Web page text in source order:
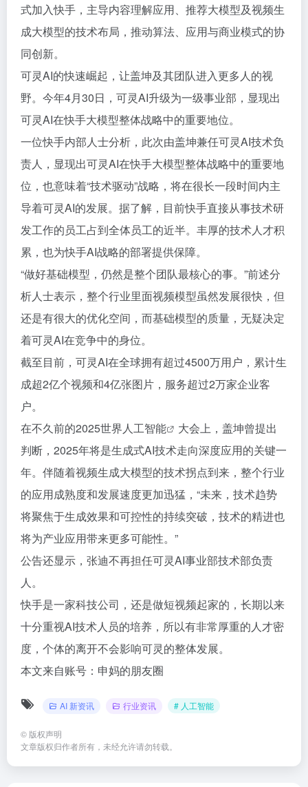
式加入快手，主导内容理解应用、推荐大模型及视频生
成大模型的技术布局，推动算法、应用与商业模式的协
同创新。
可灵AI的快速崛起，让盖坤及其团队进入更多人的视
野。今年4月30日，可灵AI升级为一级事业部，显现出
可灵AI在快手大模型整体战略中的重要地位。
一位快手内部人士分析，此次由盖坤兼任可灵AI技术负
责人，显现出可灵AI在快手大模型整体战略中的重要地
位，也意味着“技术驱动”战略，将在很长一段时间内主
导着可灵AI的发展。据了解，目前快手直接从事技术研
发工作的员工占到全体员工的近半。丰厚的技术人才积
累，也为快手AI战略的部署提供保障。
“做好基础模型，仍然是整个团队最核心的事。”前述分
析人士表示，整个行业里面视频模型虽然发展很快，但
还是有很大的优化空间，而基础模型的质量，无疑决定
着可灵AI在竞争中的身位。
截至目前，可灵AI在全球拥有超过4500万用户，累计生
成超2亿个视频和4亿张图片，服务超过2万家企业客
户。
在不久前的2025世界人工智能
大会上，盖坤曾提出
判断，2025年将是生成式AI技术走向深度应用的关键一
年。伴随着视频生成大模型的技术拐点到来，整个行业
的应用成熟度和发展速度更加迅猛，“未来，技术趋势
将聚焦于生成效果和可控性的持续突破，技术的精进也
将为产业应用带来更多可能性。”
公告还显示，张迪不再担任可灵AI事业部技术部负责
人。
快手是一家科技公司，还是做短视频起家的，长期以来
十分重视AI技术人员的培养，所以有非常厚重的人才密
度，个体的离开不会影响可灵的整体发展。
本文来自账号：申妈的朋友圈
AI 新资讯 行业资讯 # 人工智能
© 版权声明
文章版权归作者所有，未经允许请勿转载。